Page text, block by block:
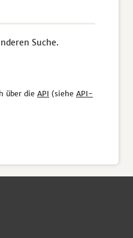
Suche.
über die API (siehe API-